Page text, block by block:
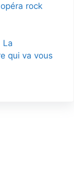
rock
La
qui va vous